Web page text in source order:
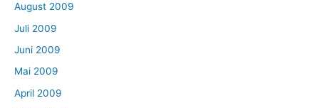
August 2009
Juli 2009
Juni 2009
Mai 2009
April 2009